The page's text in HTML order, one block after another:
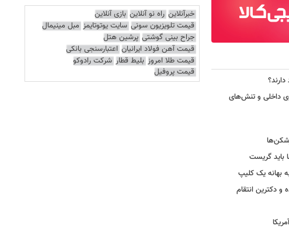
داخلی و تنش‌های
باید گریست
بهانه یک کلیپ
و دکترین انتقام
خبرآنلاین راه نو آنلاین بازی آنلاین
قیمت تلویزیون سونی سایت یوتوتایمز مبل مینیمال
جراح بینی گوشتی پرشین هتل
قیمت آهن فولاد ایرانیان اعتبارسنجی بانکی
قیمت طلا امروز بلیط قطار شرکت رادوکو
قیمت پروفیل